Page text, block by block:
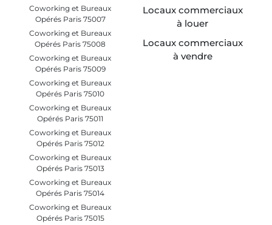
Coworking et Bureaux
Opérés Paris 75007
Coworking et Bureaux
Opérés Paris 75008
Coworking et Bureaux
Opérés Paris 75009
Coworking et Bureaux
Opérés Paris 75010
Coworking et Bureaux
Opérés Paris 75011
Coworking et Bureaux
Opérés Paris 75012
Coworking et Bureaux
Opérés Paris 75013
Coworking et Bureaux
Opérés Paris 75014
Coworking et Bureaux
Opérés Paris 75015
Locaux commerciaux
à louer
Locaux commerciaux
à vendre